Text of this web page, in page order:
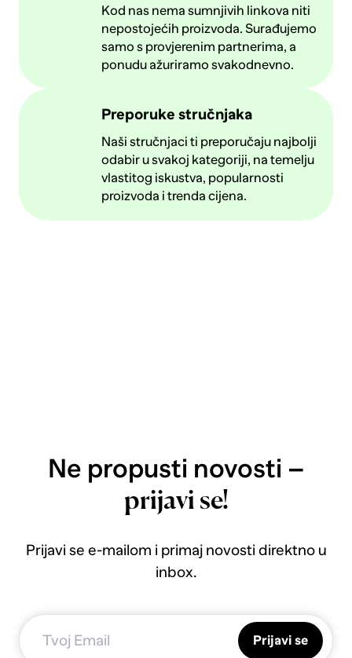
Kod nas nema sumnjivih linkova niti
nepostojećih proizvoda. Surađujemo
samo s provjerenim partnerima, a
ponudu ažuriramo svakodnevno.
Preporuke stručnjaka
Naši stručnjaci ti preporučaju najbolji
odabir u svakoj kategoriji, na temelju
vlastitog iskustva, popularnosti
proizvoda i trenda cijena.
Ne propusti novosti –
prijavi se!
Prijavi se e-mailom i primaj novosti direktno u
inbox.
Prijavi se